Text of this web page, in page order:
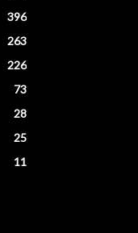
396
263
226
73
28
25
11